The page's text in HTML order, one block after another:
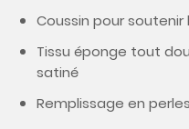
Coussin pour
Tissu éponge tout
satiné
Remplissage en